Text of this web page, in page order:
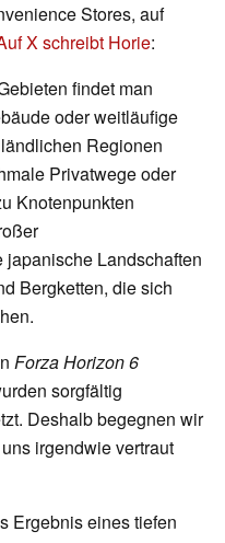
Stores, auf
X schreibt Horie:
findet man
oder weitläufige
Regionen
Privatwege oder
Knotenpunkten
Landschaften
Bergketten, die sich
Forza Horizon 6
sorgfältig
Deshalb begegnen wir
irgendwie vertraut
Ergebnis eines tiefen